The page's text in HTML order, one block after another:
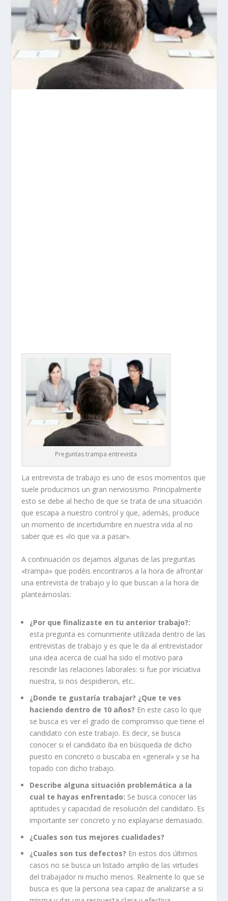
Preguntas trampa entrevista
La entrevista de trabajo es uno de esos momentos que
suele producirnos un gran nerviosismo. Principalmente
esto se debe al hecho de que se trata de una situación
que escapa a nuestro control y que, además, produce
un momento de incertidumbre en nuestra vida al no
saber que es «lo que va a pasar».
A continuación os dejamos algunas de las preguntas
«trampa» que podéis encontraros a la hora de afrontar
una entrevista de trabajo y lo que buscan a la hora de
planteárnoslas:
¿Por que finalizaste en tu anterior trabajo?:
esta pregunta es comunmente utilizada dentro de las
entrevistas de trabajo y es que le da al entrevistador
una idea acerca de cual ha sido el motivo para
rescindir las relaciones laborales: si fue por iniciativa
nuestra, si nos despidieron, etc..
¿Donde te gustaría trabajar? ¿Que te ves
haciendo dentro de 10 años? En este caso lo que
se busca es ver el grado de compromiso que tiene el
candidato con este trabajo. Es decir, se busca
conocer si el candidato iba en búsqueda de dicho
puesto en concreto o buscaba en «general» y se ha
topado con dicho trabajo.
Describe alguna situación problemática a la
cual te hayas enfrentado: Se busca conocer las
aptitudes y capacidad de resolución del candidato. Es
importante ser concreto y no explayarse demasiado.
¿Cuales son tus mejores cualidades?
¿Cuales son tus defectos? En estos dos últimos
casos no se busca un listado amplio de las virtudes
del trabajador ni mucho menos. Realmente lo que se
busca es que la persona sea capaz de analizarse a si